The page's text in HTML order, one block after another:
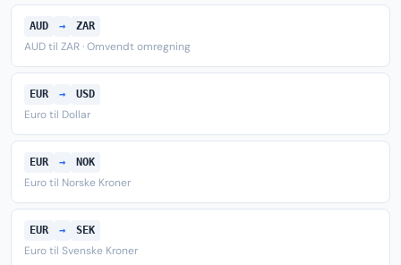
AUD → ZAR
AUD til ZAR · Omvendt omregning
EUR → USD
Euro til Dollar
EUR → NOK
Euro til Norske Kroner
EUR → SEK
Euro til Svenske Kroner